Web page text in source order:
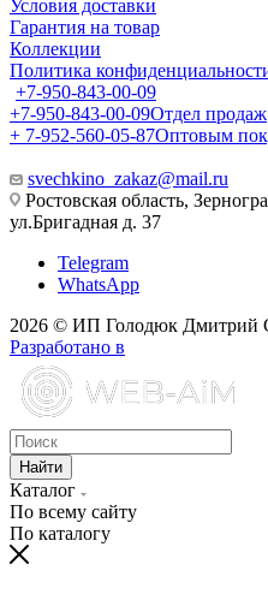
Условия доставки
Гарантия на товар
Коллекции
Политика
+7-950-843-00-09
+7-950-843-00-09Отдел продаж
+ 7-952-560-05-87Оптовым
svechkino_zakaz@mail.ru
Ростовская область,
ул.Бригадная д. 37
Telegram
WhatsApp
2026 © ИП Голодюк Дмитрий
Разработано в
Найти
Каталог
По всему сайту
По каталогу